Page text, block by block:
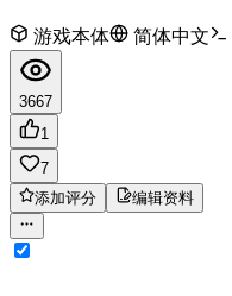
游戏本体 简体中文
3667
1
7
添加评分
编辑资料